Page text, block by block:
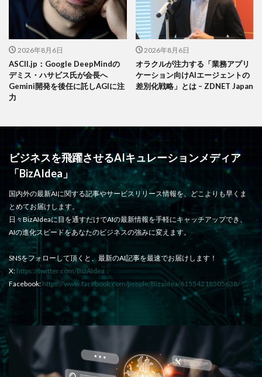
2026年8月6日
ASCII.jp：Google DeepMindの
デミス・ハサビス氏が会長へ
Gemini開発を後任に託しAGIに注
力
2026年8月6日
オラクルが注力する「業務アプリ
ケーション向けAIエージェントの
差別化戦略」とは – ZDNET Japan
ビジネスを飛躍させるAIキュレーションメディア
「BizAIdea」
国内外の最新AIに関する記事やサービスリリース情報を、どこよりも早くま
とめてお届けします。
日々BizAIdeaに目を通すだけでAIの最新情報を手軽にキャッチアップでき、
AIの進化スピードをあなたのビジネスの強みに変えます。
SNSをフォローして頂くと、最新のAI記事を最速でお届けします！
X: https://twitter.com/BizAIdea
Facebook: https://www.facebook.com/people/Bizaidea/61554218505638/